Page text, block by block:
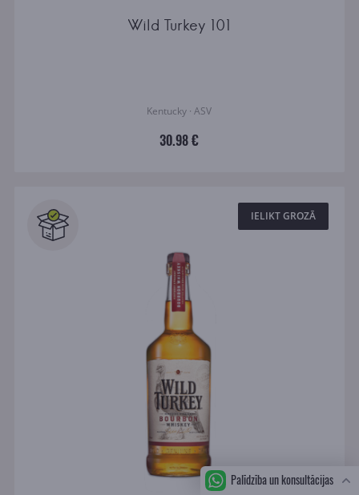
Palīdzība un konsultācijas
Wild Turkey 101
Kentucky · ASV
30.98 €
IELIKT GROZĀ